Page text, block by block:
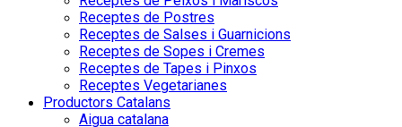
Receptes de Postres
Receptes de Salses i Guarnicions
Receptes de Sopes i Cremes
Receptes de Tapes i Pinxos
Receptes Vegetarianes
Productors Catalans
Aigua catalana